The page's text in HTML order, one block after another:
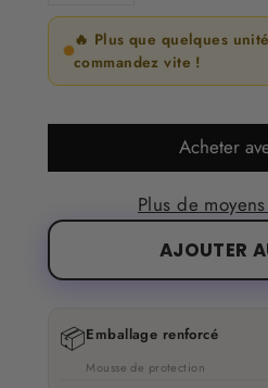
🔥 Plus que quelques
commandez vite !
AJOUTER
Plus de
📦Emballage renforcé
Mousse de protection